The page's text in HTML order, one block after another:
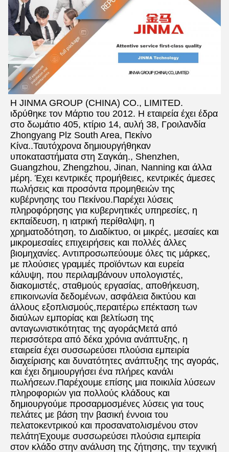
Η JINMA GROUP (CHINA) CO., LIMITED.
ιδρύθηκε τον Μάρτιο του 2012. Η εταιρεία έχει έδρα
στο δωμάτιο 405, κτίριο 14, αυλή 38, Γροιλανδία
Zhongyang Plz South Area, Πεκίνο
Κίνα..Ταυτόχρονα δημιουργήθηκαν
υποκαταστήματα στη Σαγκάη., Shenzhen,
Guangzhou, Zhengzhou, Jinan, Nanning και άλλα
μέρη. Έχει κεντρικές προμήθειες, κεντρικές άμεσες
πωλήσεις και προσόντα προμηθειών της
κυβέρνησης του Πεκίνου.Παρέχει λύσεις
πληροφόρησης για κυβερνητικές υπηρεσίες, η
εκπαίδευση, η ιατρική περίθαλψη, η
χρηματοδότηση, το Διαδίκτυο, οι μικρές, μεσαίες και
μικρομεσαίες επιχειρήσεις και πολλές άλλες
βιομηχανίες. Αντιπροσωπεύουμε όλες τις μάρκες,
με πλούσιες γραμμές προϊόντων και ευρεία
κάλυψη, που περιλαμβάνουν υπολογιστές,
διακομιστές, σταθμούς εργασίας, αποθήκευση,
επικοινωνία δεδομένων, ασφάλεια δικτύου και
άλλους εξοπλισμούς,περαιτέρω επέκταση των
διαύλων εμπορίας και βελτίωση της
ανταγωνιστικότητας της αγοράςΜετά από
περισσότερα από δέκα χρόνια ανάπτυξης, η
εταιρεία έχει συσσωρεύσει πλούσια εμπειρία
διαχείρισης και δυνατότητες ανάπτυξης της αγοράς,
και έχει δημιουργήσει ένα πλήρες κανάλι
πωλήσεων.Παρέχουμε επίσης μια ποικιλία λύσεων
πληροφοριών για πολλούς κλάδους και
δημιουργούμε προσαρμοσμένες λύσεις για τους
πελάτες με βάση την βασική έννοια του
πελατοκεντρικού και προσανατολισμένου στον
πελάτηΈχουμε συσσωρεύσει πλούσια εμπειρία
στον κλάδο στην ανάλυση της ζήτησης, την τεχνική